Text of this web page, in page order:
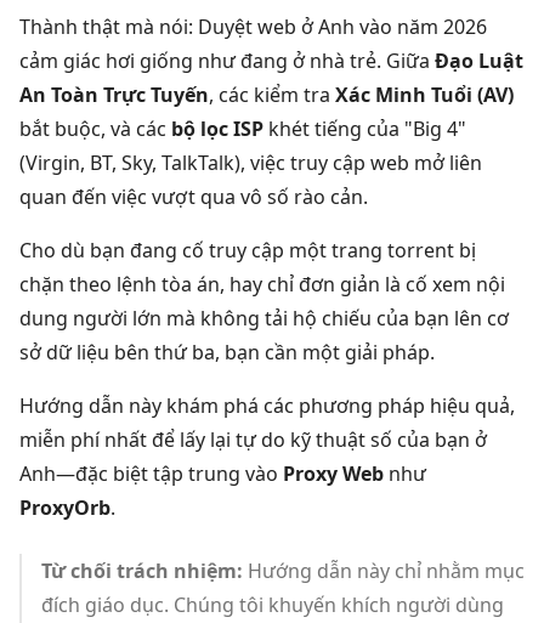
Thành thật mà nói: Duyệt web ở Anh vào năm 2026
cảm giác hơi giống như đang ở nhà trẻ. Giữa Đạo Luật
An Toàn Trực Tuyến, các kiểm tra Xác Minh Tuổi (AV)
bắt buộc, và các bộ lọc ISP khét tiếng của "Big 4"
(Virgin, BT, Sky, TalkTalk), việc truy cập web mở liên
quan đến việc vượt qua vô số rào cản.
Cho dù bạn đang cố truy cập một trang torrent bị
chặn theo lệnh tòa án, hay chỉ đơn giản là cố xem nội
dung người lớn mà không tải hộ chiếu của bạn lên cơ
sở dữ liệu bên thứ ba, bạn cần một giải pháp.
Hướng dẫn này khám phá các phương pháp hiệu quả,
miễn phí nhất để lấy lại tự do kỹ thuật số của bạn ở
Anh—đặc biệt tập trung vào Proxy Web như
ProxyOrb.
Từ chối trách nhiệm: Hướng dẫn này chỉ nhằm mục
đích giáo dục. Chúng tôi khuyến khích người dùng